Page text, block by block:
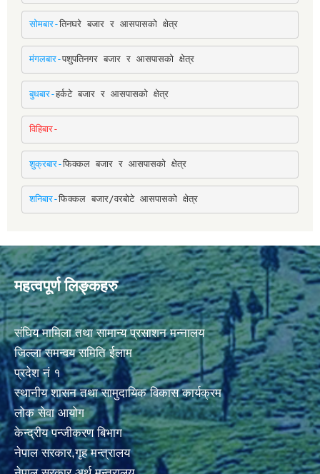
सोमबार-तिनघरे बजार र आसपासको क्षेत्र
मंगलबार-पशुपतिनगर बजार र आसपासको क्षेत्र
बुधबार-हर्कटे बजार र आसपासको क्षेत्र
विहिबार-
शुक्रबार-फिक्कल बजार र आसपासको क्षेत्र
शनिबार-फिक्कल बजार/वरबोटे आसपासको क्षेत्र
महत्वपूर्ण लिङ्कहरु
संघिय मामिला तथा सामान्य प्रसाशन मन्नालय
जिल्ला समन्वय समिति ईलाम
प्रदेश नं १
स्थानीय शासन तथा सामुदायिक विकास कार्यक्रम
लोक सेवा आयोग
केन्द्रीय पन्जीकरण बिभाग
नेपाल सरकार,गृह मन्त्रालय